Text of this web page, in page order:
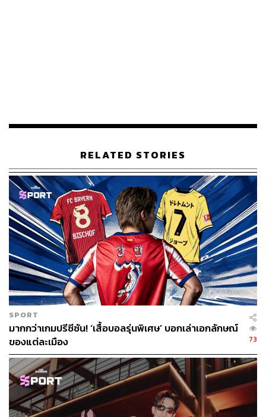
RELATED STORIES
SPORT
มากกว่าเกมปรีซีซัน! ‘เสื้อบอลรุ่นพิเศษ’ บอกเล่าเอกลักษณ์
ของแต่ละเมือง
73